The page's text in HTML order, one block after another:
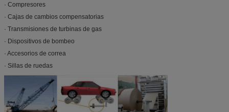
· Compresores
· Cajas de cambios compensatorias
· Transmisiones de turbinas de gas
· Dispositivos de bombeo
· Accesorios de correa
· Sillas de ruedas